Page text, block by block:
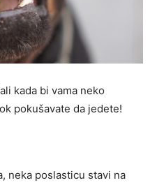
kada bi vama neko
pokušavate da jedete!
neka poslasticu stavi na